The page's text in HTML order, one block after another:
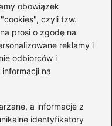
obowiązek
czyli tzw.
prosi o zgodę na
reklamy i
odbiorców i
informacji na
a informacje z
identyfikatory
przepisach i